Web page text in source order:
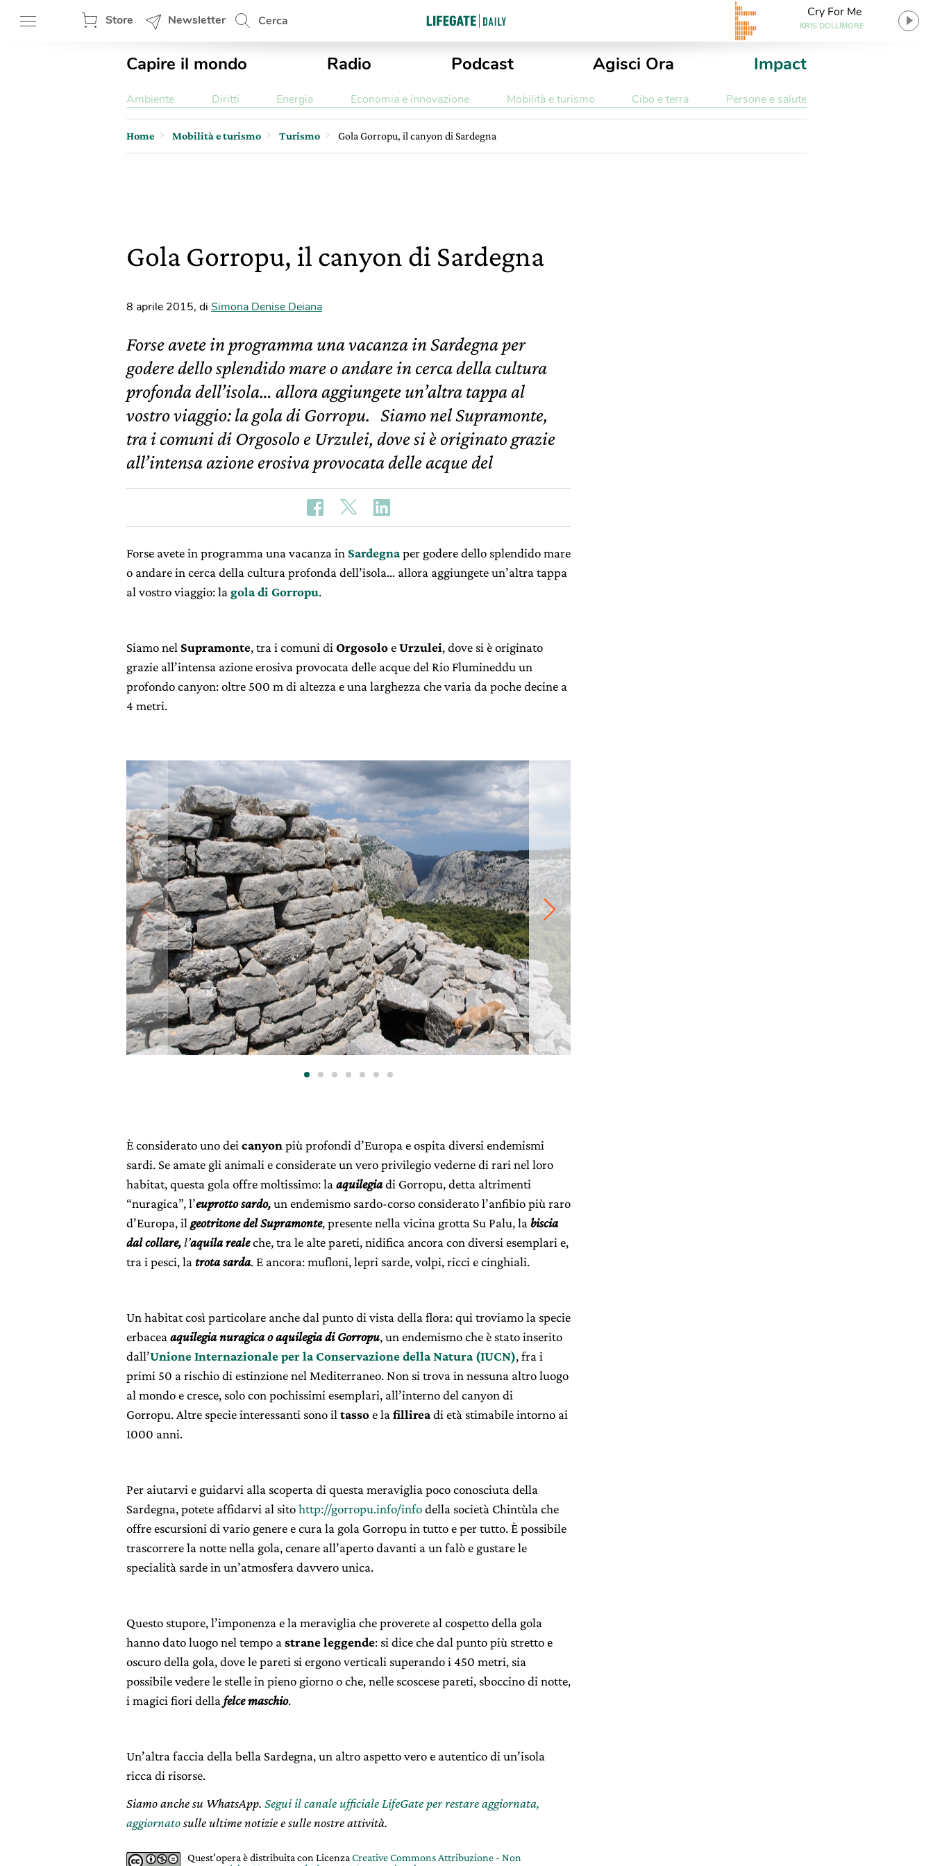
Store Newsletter Cerca
Cry For Me
KRIS DOLLIMORE
Capire il mondo Radio Podcast Agisci Ora Impact
Ambiente Diritti Energia Economia e innovazione Mobilità e turismo Cibo e terra Persone e salute
Home Mobilità e turismo Turismo Gola Gorropu, il canyon di Sardegna
Gola Gorropu, il canyon di Sardegna
8 aprile 2015, di Simona Denise Deiana
Forse avete in programma una vacanza in Sardegna per
godere dello splendido mare o andare in cerca della cultura
profonda dell’isola… allora aggiungete un’altra tappa al
vostro viaggio: la gola di Gorropu. Siamo nel Supramonte,
tra i comuni di Orgosolo e Urzulei, dove si è originato grazie
all’intensa azione erosiva provocata delle acque del
Forse avete in programma una vacanza in Sardegnaper godere dello splendido mare
o andare in cerca della cultura profonda dell’isola… allora aggiungete un’altra tappa
al vostro viaggio: la gola di Gorropu.
Siamo nel Supramonte, tra i comuni di OrgosoloeUrzulei, dove si è originato
grazie all’intensa azione erosiva provocata delle acque del Rio Flumineddu un
profondo canyon: oltre 500 m di altezza e una larghezza che varia da poche decine a
4 metri.
È considerato uno deicanyonpiù profondi d’Europa e ospita diversi endemismi
sardi. Se amate gli animali e considerate un vero privilegio vederne di rari nel loro
habitat, questa gola offre moltissimo: laaquilegiadi Gorropu, detta altrimenti
“nuragica”, l’euprotto sardo,un endemismo sardo-corso considerato l’anfibio più raro
d’Europa, ilgeotritone del Supramonte, presente nella vicina grotta Su Palu, la biscia
dal collare,l’aquila realeche, tra le alte pareti, nidifica ancora con diversi esemplari e,
tra i pesci, latrota sarda. E ancora: mufloni, lepri sarde, volpi, ricci e cinghiali.
Un habitat così particolare anche dal punto di vista della flora: qui troviamo la specie
erbaceaaquilegia nuragica o aquilegia di Gorropu, un endemismo che è stato inserito
dall’Unione Internazionale per la Conservazione della Natura (IUCN), fra i
primi 50 a rischio di estinzione nel Mediterraneo. Non si trova in nessuna altro luogo
al mondo e cresce, solo con pochissimi esemplari, all’interno del canyon di
Gorropu. Altre specie interessanti sono iltassoe lafillireadi età stimabile intorno ai
1000 anni.
Per aiutarvi e guidarvi alla scoperta di questa meraviglia poco conosciuta della
Sardegna, potete affidarvi al sitohttp://gorropu.info/infodella società Chintùla che
offre escursioni di vario genere e cura la gola Gorropu in tutto e per tutto. È possibile
trascorrere la notte nella gola, cenare all’aperto davanti a un falò e gustare le
specialità sarde in un’atmosfera davvero unica.
Questo stupore, l’imponenza e la meraviglia che proverete al cospetto della gola
hanno dato luogo nel tempo astrane leggende: si dice che dal punto più stretto e
oscuro della gola, dove le pareti si ergono verticali superando i 450 metri, sia
possibile vedere le stelle in pieno giorno o che, nelle scoscese pareti, sboccino di notte,
i magici fiori dellafelce maschio.
Un’altra faccia della bella Sardegna, un altro aspetto vero e autentico di un’isola
ricca di risorse.
Siamo anche su WhatsApp. Segui il canale ufficiale LifeGate per restare aggiornata,
aggiornatosulle ultime notizie e sulle nostre attività.
Quest'opera è distribuita con Licenza Creative Commons Attribuzione - Non